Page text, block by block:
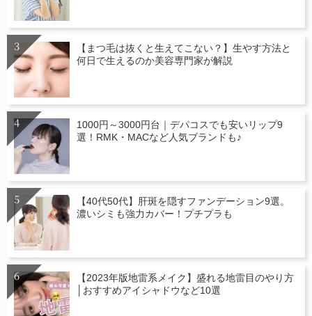
【まつ毛は抜くと生えてこない？】生やす方法と
何日で生えるのか美容専門家が解説
1000円～3000円台｜デパコスでも安いリップ9
選！RMK・MACなど人気ブランドも♪
【40代50代】肝斑を隠すファンデーション9選。
濃いシミも強力カバー！プチプラも
【2023年版地雷系メイク】盛れる地雷目のやり方
│おすすめアイシャドウなど10選